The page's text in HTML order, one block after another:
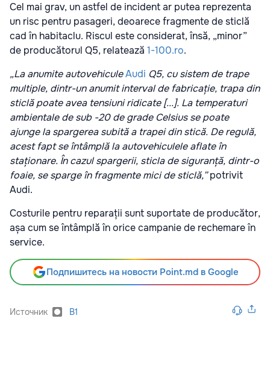
Cel mai grav, un astfel de incident ar putea reprezenta
un risc pentru pasageri, deoarece fragmente de sticlă
cad în habitaclu. Riscul este considerat, însă, „minor”
de producătorul Q5, relatează 1-100.ro.
„La anumite autovehiculeAudi Q5, cu sistem de trape
multiple, dintr-un anumit interval de fabricație, trapa din
sticlă poate avea tensiuni ridicate [...]. La temperaturi
ambientale de sub -20 de grade Celsius se poate
ajunge la spargerea subită a trapei din stică. De regulă,
acest fapt se întâmplă la autovehiculele aflate în
staționare. În cazul spargerii, sticla de siguranță, dintr-o
foaie, se sparge în fragmente mici de sticlă,”potrivit
Audi.
Costurile pentru reparații sunt suportate de producător,
așa cum se întâmplă în orice campanie de rechemare în
service.
Подпишитесь на новости Point.md в Google
Источник B1